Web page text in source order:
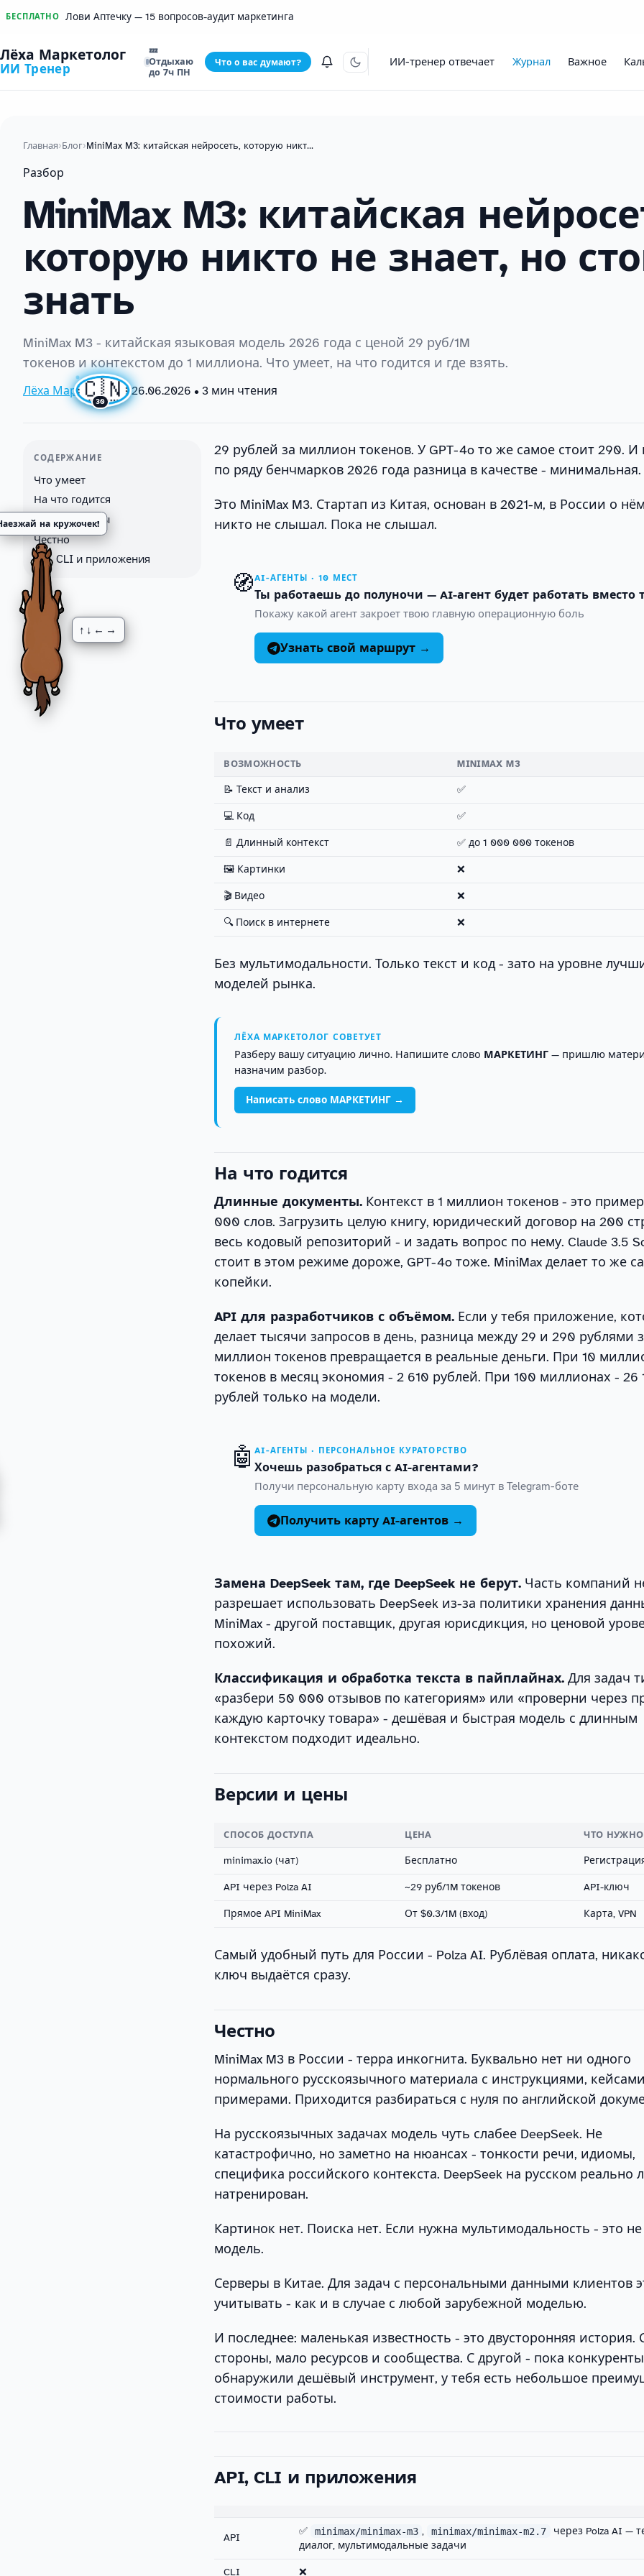
БЕСПЛАТНО Лови Аптечку — 15 вопросов-аудит маркетинга
Лёха Маркетолог
ИИ Тренер
💤
Отдыхаю
до 7ч ПН
Что о вас думают? ИИ-тренер отвечает Журнал Важное
Главная›Блог› MiniMax M3: китайская нейросеть, которую никто не знает, но стоит знать
Разбор
MiniMax M3: китайская
которую никто не знает, но
знать
MiniMax M3 - китайская языковая модель 2026 года с ценой 29 руб/1M
токенов и контекстом до 1 миллиона. Что умеет, на что годится и где взять.
Лёха Маркетолог •26.06.2026 • 3 мин чтения
СОДЕРЖАНИЕ
Что умеет
На что годится
Версии и цены
Честно
API, CLI и приложения
29 рублей за миллион токенов. У GPT-4o то же самое стоит 290. И
по ряду бенчмарков 2026 года разница в качестве - минимальная.
Это MiniMax M3. Стартап из Китая, основан в 2021-м, в России о
никто не слышал. Пока не слышал.
🧭AI-АГЕНТЫ · 10 МЕСТ
Ты работаешь до полуночи — AI-агент будет работать вместо
Покажу какой агент закроет твою главную операционную боль
Узнать свой маршрут →
Что умеет
ВОЗМОЖНОСТЬ MINIMAX M3
📝 Текст и анализ ✅
💻 Код ✅
📄 Длинный контекст ✅ до 1 000 000 токенов
🖼️ Картинки ❌
🎬 Видео ❌
🔍 Поиск в интернете ❌
Без мультимодальности. Только текст и код - зато на уровне
моделей рынка.
ЛЁХА МАРКЕТОЛОГ СОВЕТУЕТ
Разберу вашу ситуацию лично. Напишите слово МАРКЕТИНГ — пришлю
назначим разбор.
Написать слово МАРКЕТИНГ →
На что годится
Длинные документы. Контекст в 1 миллион токенов - это
000 слов. Загрузить целую книгу, юридический договор на 200
весь кодовый репозиторий - и задать вопрос по нему. Claude 3.5
стоит в этом режиме дороже, GPT-4o тоже. MiniMax делает то же
копейки.
API для разработчиков с объёмом. Если у тебя приложение,
делает тысячи запросов в день, разница между 29 и 290 рублями
миллион токенов превращается в реальные деньги. При 10
токенов в месяц экономия - 2 610 рублей. При 100 миллионах - 26
рублей только на модели.
🤖AI-АГЕНТЫ · ПЕРСОНАЛЬНОЕ КУРАТОРСТВО
Хочешь разобраться с AI-агентами?
Получи персональную карту входа за 5 минут в Telegram-боте
Получить карту AI-агентов →
Замена DeepSeek там, где DeepSeek не берут. Часть компаний
разрешает использовать DeepSeek из-за политики хранения
MiniMax - другой поставщик, другая юрисдикция, но ценовой
похожий.
Классификация и обработка текста в пайплайнах. Для задач
«разбери 50 000 отзывов по категориям» или «проверни через
каждую карточку товара» - дешёвая и быстрая модель с длинным
контекстом подходит идеально.
Версии и цены
СПОСОБ ДОСТУПА ЦЕНА ЧТО НУЖНО
minimax.io (чат) Бесплатно
API через Polza AI ~29 руб/1M токенов API-ключ
Прямое API MiniMax От $0.3/1M (вход) Карта, VPN
Самый удобный путь для России - Polza AI. Рублёвая оплата,
ключ выдаётся сразу.
Честно
MiniMax M3 в России - терра инкогнита. Буквально нет ни одного
нормального русскоязычного материала с инструкциями,
примерами. Приходится разбираться с нуля по английской
На русскоязычных задачах модель чуть слабее DeepSeek. Не
катастрофично, но заметно на нюансах - тонкости речи, идиомы,
специфика российского контекста. DeepSeek на русском реально
натренирован.
Картинок нет. Поиска нет. Если нужна мультимодальность - это не
модель.
Серверы в Китае. Для задач с персональными данными клиентов
учитывать - как и в случае с любой зарубежной моделью.
И последнее: маленькая известность - это двусторонняя история.
стороны, мало ресурсов и сообщества. С другой - пока
обнаружили дешёвый инструмент, у тебя есть небольшое
стоимости работы.
API, CLI и приложения
API
✅ minimax/minimax-m3 , minimax/minimax-m2.7
через Polza AI —
диалог, мультимодальные задачи
CLI ❌
на кружочек!
↑↓←→
🇨🇳
30